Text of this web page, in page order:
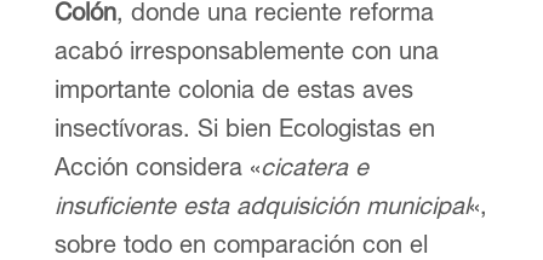
Colón, donde una reciente reforma
acabó irresponsablemente con una
importante colonia de estas aves
insectívoras. Si bien Ecologistas en
Acción considera «cicatera e
insuficiente esta adquisición municipal«,
sobre todo en comparación con el